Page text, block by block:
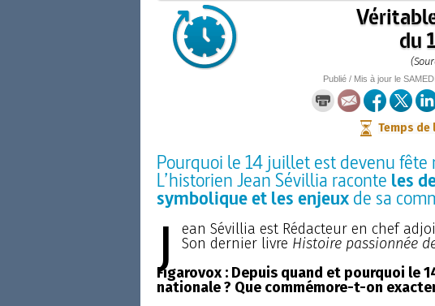
du
Publié / Mis à jour le SAMEDI
Temps de
Pourquoi le 14 juillet est devenu
L’historien Jean Sévillia raconte les
symbolique et les enjeuxde sa
J ean Sévillia est Rédacteur en chef
Son dernier livre Histoire passionnée
Figarovox : Depuis quand et pourquoi le
nationale ? Que commémore-t-on